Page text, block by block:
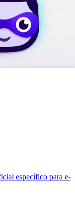
específico para e-